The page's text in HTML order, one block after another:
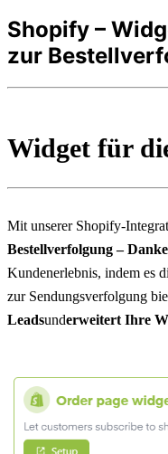
Shopify –
zur
Widget für
Mit unserer Shopify-
Bestellverfolgung –
Kundenerlebnis, indem es
zur Sendungsverfolgung
Leadsunderweitert Ihre